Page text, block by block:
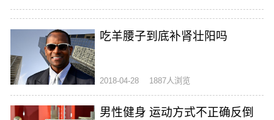
吃羊腰子到底补肾壮阳吗
2018-04-28 1887人浏览
男性健身 运动方式不正确反倒